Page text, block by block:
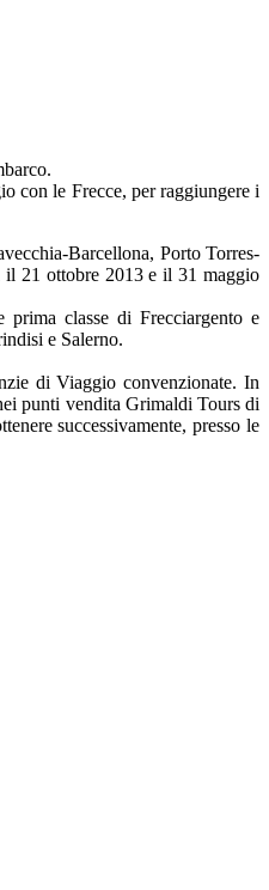
con le Frecce, per raggiungere i
Barcellona, Porto Torres-
il 21 ottobre 2013 e il 31 maggio
classe di Frecciargento e
e Salerno.
di Viaggio convenzionate. In
punti vendita Grimaldi Tours di
successivamente, presso le